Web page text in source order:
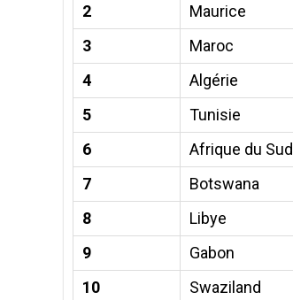
2
Maurice
3
Maroc
4
Algérie
5
Tunisie
6
Afrique du Sud
7
Botswana
8
Libye
9
Gabon
10
Swaziland